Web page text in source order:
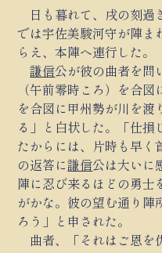
日も暮れて、戌の刻過
では宇佐美駿河守が陣ま
らえ、本陣へ連行した。
謙信公が彼の曲者を問
（午前零時ころ）を合
を合図に甲州勢が川を渡
る」と白状した。「仕損
たからには、片時も早く
の返答に謙信公は大いに
陣に忍び来るほどの勇士
がかな。彼の望む通り陣
ろう」と申された。
曲者、「それはご恩を